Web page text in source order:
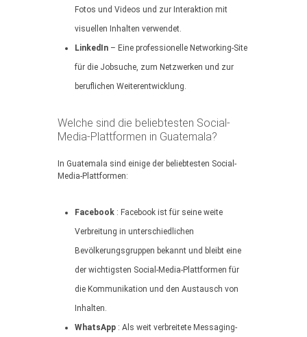
Fotos und Videos und zur Interaktion mit
visuellen Inhalten verwendet.
LinkedIn – Eine professionelle Networking-Site
für die Jobsuche, zum Netzwerken und zur
beruflichen Weiterentwicklung.
Welche sind die beliebtesten Social-
Media-Plattformen in Guatemala?
In Guatemala sind einige der beliebtesten Social-
Media-Plattformen:
Facebook : Facebook ist für seine weite
Verbreitung in unterschiedlichen
Bevölkerungsgruppen bekannt und bleibt eine
der wichtigsten Social-Media-Plattformen für
die Kommunikation und den Austausch von
Inhalten.
WhatsApp : Als weit verbreitete Messaging-